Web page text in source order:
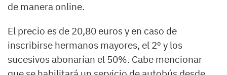
de manera online.
El precio es de 20,80 euros y en caso de
inscribirse hermanos mayores, el 2º y los
sucesivos abonarían el 50%. Cabe mencionar